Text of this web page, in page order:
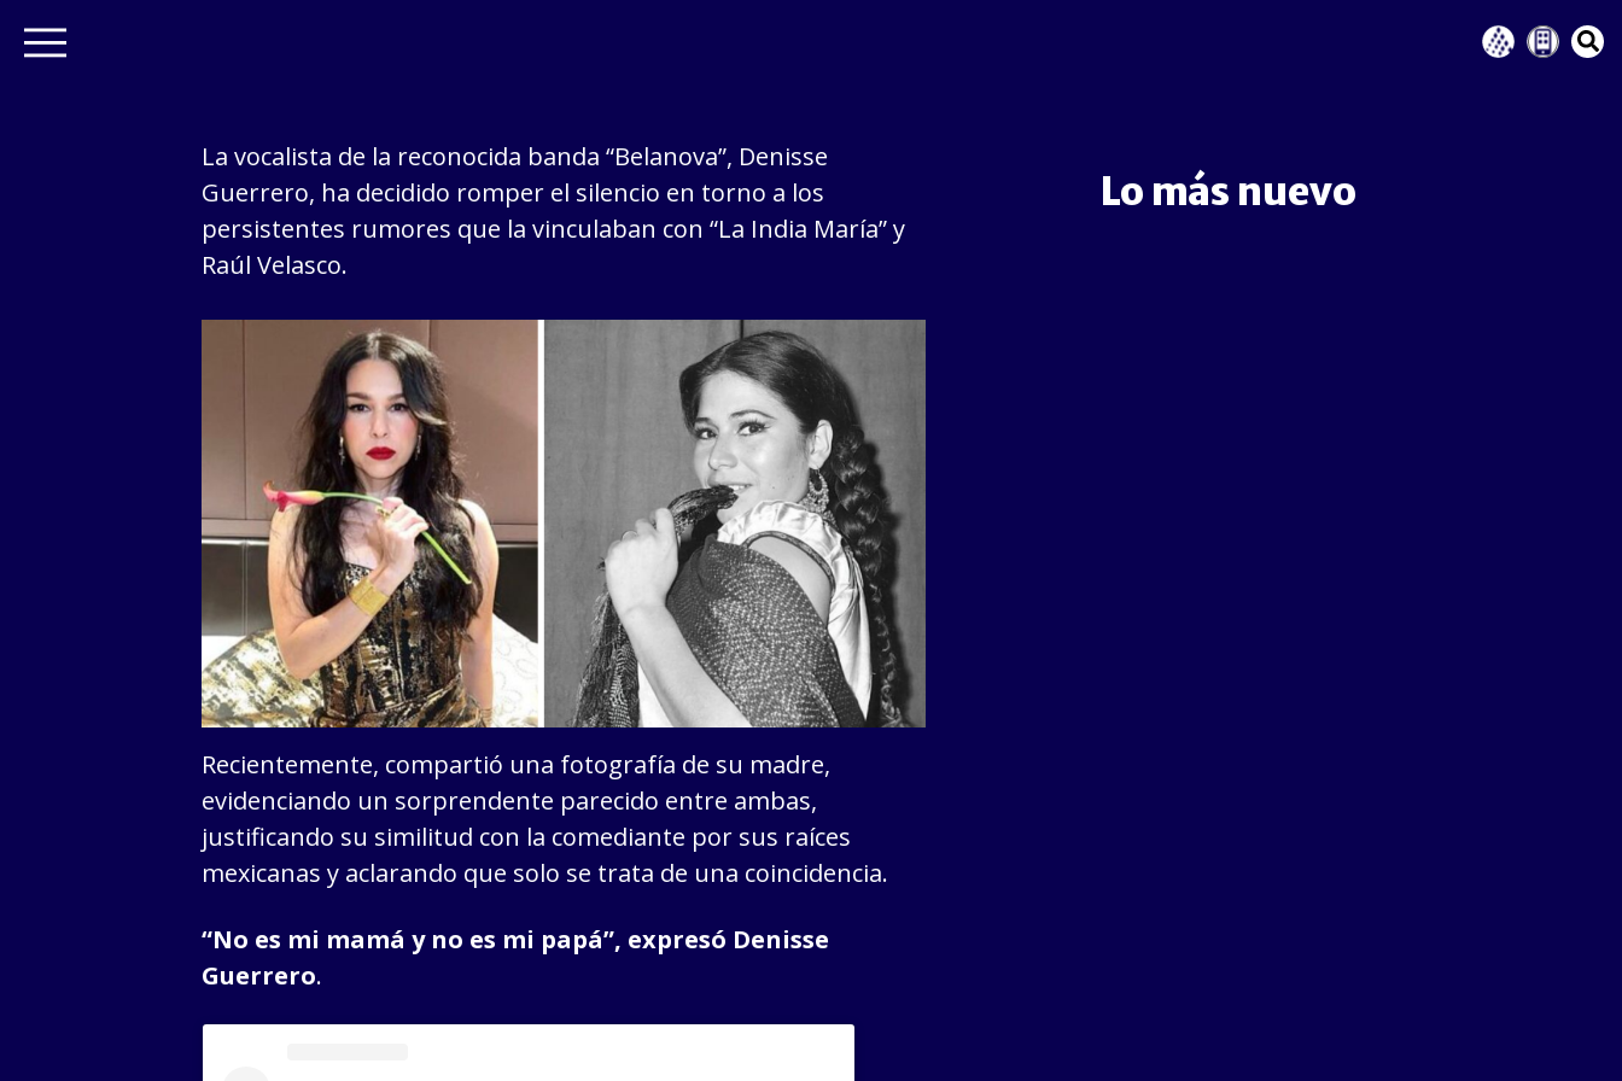
La vocalista de la reconocida banda “Belanova”, Denisse
Guerrero, ha decidido romper el silencio en torno a los
persistentes rumores que la vinculaban con “La India María” y
Raúl Velasco.
Recientemente, compartió una fotografía de su madre,
evidenciando un sorprendente parecido entre ambas,
justificando su similitud con la comediante por sus raíces
mexicanas y aclarando que solo se trata de una coincidencia.
“No es mi mamá y no es mi papá”, expresó Denisse
Guerrero.
Lo más nuevo